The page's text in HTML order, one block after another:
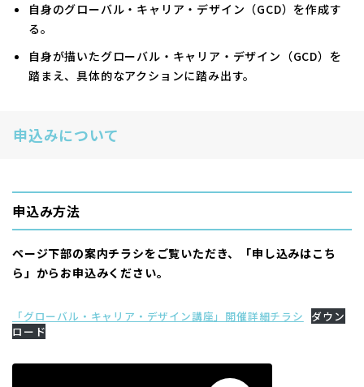
自身のグローバル・キャリア・デザイン（GCD）を作成す
る。
自身が描いたグローバル・キャリア・デザイン（GCD）を
踏まえ、具体的なアクションに踏み出す。
申込みについて
申込み方法
ページ下部の案内チラシをご覧いただき、「申し込みはこち
ら」からお申込みください。
「グローバル・キャリア・デザイン講座」開催詳細チラシ
ダウン
ロード